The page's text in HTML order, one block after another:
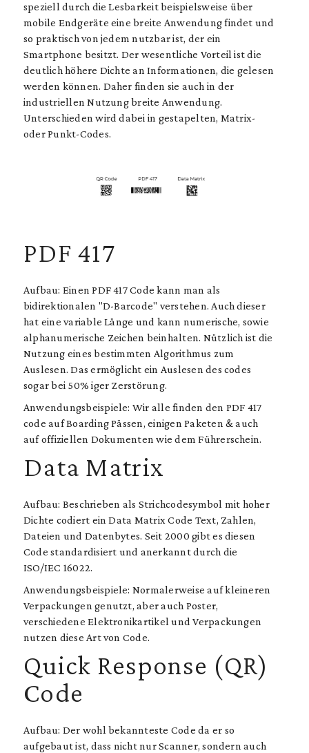
speziell durch die Lesbarkeit beispielsweise über
mobile Endgeräte eine breite Anwendung findet und
so praktisch von jedem nutzbar ist, der ein
Smartphone besitzt. Der wesentliche Vorteil ist die
deutlich höhere Dichte an Informationen, die gelesen
werden können. Daher finden sie auch in der
industriellen Nutzung breite Anwendung.
Unterschieden wird dabei in gestapelten, Matrix-
oder Punkt-Codes.
PDF 417
Aufbau: Einen PDF 417 Code kann man als
bidirektionalen "D-Barcode" verstehen. Auch dieser
hat eine variable Länge und kann numerische, sowie
alphanumerische Zeichen beinhalten. Nützlich ist die
Nutzung eines bestimmten Algorithmus zum
Auslesen. Das ermöglicht ein Auslesen des codes
sogar bei 50% iger Zerstörung.
Anwendungsbeispiele: Wir alle finden den PDF 417
code auf Boarding Pässen, einigen Paketen & auch
auf offiziellen Dokumenten wie dem Führerschein.
Data Matrix
Aufbau: Beschrieben als Strichcodesymbol mit hoher
Dichte codiert ein Data Matrix Code Text, Zahlen,
Dateien und Datenbytes. Seit 2000 gibt es diesen
Code standardisiert und anerkannt durch die
ISO/IEC 16022.
Anwendungsbeispiele: Normalerweise auf kleineren
Verpackungen genutzt, aber auch Poster,
verschiedene Elektronikartikel und Verpackungen
nutzen diese Art von Code.
Quick Response (QR)
Code
Aufbau: Der wohl bekannteste Code da er so
aufgebaut ist, dass nicht nur Scanner, sondern auch